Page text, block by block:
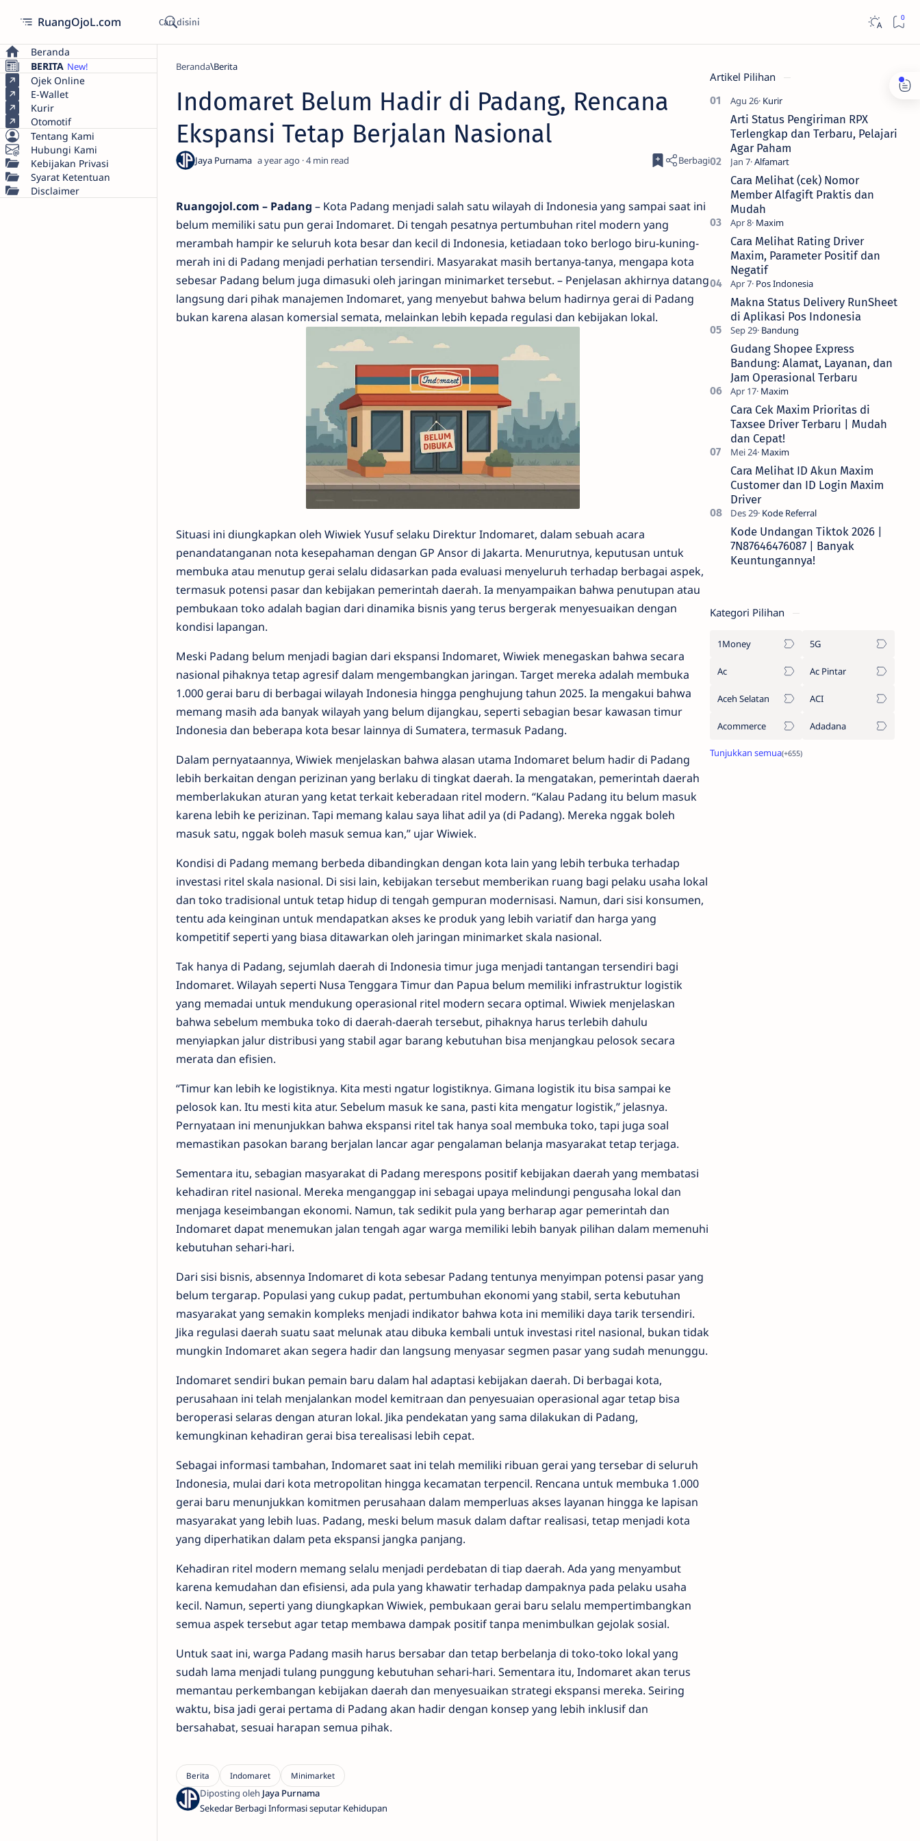
RuangOjoL.com
Beranda
BERITA
Ojek Online
E-Wallet
Kurir
Otomotif
Tentang Kami
Hubungi Kami
Kebijakan Privasi
Syarat Ketentuan
Disclaimer
Beranda Berita
Indomaret Belum Hadir di Padang, Rencana
Ekspansi Tetap Berjalan Nasional
a year ago 4
Ruangojol.com – Padang – Kota Padang menjadi salah satu wilayah di Indonesia yang sampai saat ini
belum memiliki satu pun gerai Indomaret. Di tengah pesatnya pertumbuhan ritel modern yang
merambah hampir ke seluruh kota besar dan kecil di Indonesia, ketiadaan toko berlogo biru-kuning-
merah ini di Padang menjadi perhatian tersendiri. Masyarakat masih bertanya-tanya, mengapa kota
sebesar Padang belum juga dimasuki oleh jaringan minimarket tersebut. – Penjelasan akhirnya datang
langsung dari pihak manajemen Indomaret, yang menyebut bahwa belum hadirnya gerai di Padang
bukan karena alasan komersial semata, melainkan lebih kepada regulasi dan kebijakan lokal.
Situasi ini diungkapkan oleh Wiwiek Yusuf selaku Direktur Indomaret, dalam sebuah acara
penandatanganan nota kesepahaman dengan GP Ansor di Jakarta. Menurutnya, keputusan untuk
membuka atau menutup gerai selalu didasarkan pada evaluasi menyeluruh terhadap berbagai aspek,
termasuk potensi pasar dan kebijakan pemerintah daerah. Ia menyampaikan bahwa penutupan atau
pembukaan toko adalah bagian dari dinamika bisnis yang terus bergerak menyesuaikan dengan
kondisi lapangan.
Meski Padang belum menjadi bagian dari ekspansi Indomaret, Wiwiek menegaskan bahwa secara
nasional pihaknya tetap agresif dalam mengembangkan jaringan. Target mereka adalah membuka
1.000 gerai baru di berbagai wilayah Indonesia hingga penghujung tahun 2025. Ia mengakui bahwa
memang masih ada banyak wilayah yang belum dijangkau, seperti sebagian besar kawasan timur
Indonesia dan beberapa kota besar lainnya di Sumatera, termasuk Padang.
Dalam pernyataannya, Wiwiek menjelaskan bahwa alasan utama Indomaret belum hadir di Padang
lebih berkaitan dengan perizinan yang berlaku di tingkat daerah. Ia mengatakan, pemerintah daerah
memberlakukan aturan yang ketat terkait keberadaan ritel modern. “Kalau Padang itu belum masuk
karena lebih ke perizinan. Tapi memang kalau saya lihat adil ya (di Padang). Mereka nggak boleh
masuk satu, nggak boleh masuk semua kan,” ujar Wiwiek.
Kondisi di Padang memang berbeda dibandingkan dengan kota lain yang lebih terbuka terhadap
investasi ritel skala nasional. Di sisi lain, kebijakan tersebut memberikan ruang bagi pelaku usaha lokal
dan toko tradisional untuk tetap hidup di tengah gempuran modernisasi. Namun, dari sisi konsumen,
tentu ada keinginan untuk mendapatkan akses ke produk yang lebih variatif dan harga yang
kompetitif seperti yang biasa ditawarkan oleh jaringan minimarket skala nasional.
Tak hanya di Padang, sejumlah daerah di Indonesia timur juga menjadi tantangan tersendiri bagi
Indomaret. Wilayah seperti Nusa Tenggara Timur dan Papua belum memiliki infrastruktur logistik
yang memadai untuk mendukung operasional ritel modern secara optimal. Wiwiek menjelaskan
bahwa sebelum membuka toko di daerah-daerah tersebut, pihaknya harus terlebih dahulu
menyiapkan jalur distribusi yang stabil agar barang kebutuhan bisa menjangkau pelosok secara
merata dan efisien.
“Timur kan lebih ke logistiknya. Kita mesti ngatur logistiknya. Gimana logistik itu bisa sampai ke
pelosok kan. Itu mesti kita atur. Sebelum masuk ke sana, pasti kita mengatur logistik,” jelasnya.
Pernyataan ini menunjukkan bahwa ekspansi ritel tak hanya soal membuka toko, tapi juga soal
memastikan pasokan barang berjalan lancar agar pengalaman belanja masyarakat tetap terjaga.
Sementara itu, sebagian masyarakat di Padang merespons positif kebijakan daerah yang membatasi
kehadiran ritel nasional. Mereka menganggap ini sebagai upaya melindungi pengusaha lokal dan
menjaga keseimbangan ekonomi. Namun, tak sedikit pula yang berharap agar pemerintah dan
Indomaret dapat menemukan jalan tengah agar warga memiliki lebih banyak pilihan dalam memenuhi
kebutuhan sehari-hari.
Dari sisi bisnis, absennya Indomaret di kota sebesar Padang tentunya menyimpan potensi pasar yang
belum tergarap. Populasi yang cukup padat, pertumbuhan ekonomi yang stabil, serta kebutuhan
masyarakat yang semakin kompleks menjadi indikator bahwa kota ini memiliki daya tarik tersendiri.
Jika regulasi daerah suatu saat melunak atau dibuka kembali untuk investasi ritel nasional, bukan tidak
mungkin Indomaret akan segera hadir dan langsung menyasar segmen pasar yang sudah menunggu.
Indomaret sendiri bukan pemain baru dalam hal adaptasi kebijakan daerah. Di berbagai kota,
perusahaan ini telah menjalankan model kemitraan dan penyesuaian operasional agar tetap bisa
beroperasi selaras dengan aturan lokal. Jika pendekatan yang sama dilakukan di Padang,
kemungkinan kehadiran gerai bisa terealisasi lebih cepat.
Sebagai informasi tambahan, Indomaret saat ini telah memiliki ribuan gerai yang tersebar di seluruh
Indonesia, mulai dari kota metropolitan hingga kecamatan terpencil. Rencana untuk membuka 1.000
gerai baru menunjukkan komitmen perusahaan dalam memperluas akses layanan hingga ke lapisan
masyarakat yang lebih luas. Padang, meski belum masuk dalam daftar realisasi, tetap menjadi kota
yang diperhatikan dalam peta ekspansi jangka panjang.
Kehadiran ritel modern memang selalu menjadi perdebatan di tiap daerah. Ada yang menyambut
karena kemudahan dan efisiensi, ada pula yang khawatir terhadap dampaknya pada pelaku usaha
kecil. Namun, seperti yang diungkapkan Wiwiek, pembukaan gerai baru selalu mempertimbangkan
semua aspek tersebut agar tetap membawa dampak positif tanpa menimbulkan gejolak sosial.
Untuk saat ini, warga Padang masih harus bersabar dan tetap berbelanja di toko-toko lokal yang
sudah lama menjadi tulang punggung kebutuhan sehari-hari. Sementara itu, Indomaret akan terus
memantau perkembangan kebijakan daerah dan menyesuaikan strategi ekspansi mereka. Seiring
waktu, bisa jadi gerai pertama di Padang akan hadir dengan konsep yang lebih inklusif dan
bersahabat, sesuai harapan semua pihak.
Sekedar Berbagi Informasi seputar Kehidupan
Artikel Pilihan
Arti Status Pengiriman RPX
Terlengkap dan Terbaru, Pelajari
Agar Paham
Cara Melihat (cek) Nomor
Member Alfagift Praktis dan
Mudah
Cara Melihat Rating Driver
Maxim, Parameter Positif dan
Negatif
Makna Status Delivery RunSheet
di Aplikasi Pos Indonesia
Gudang Shopee Express
Bandung: Alamat, Layanan, dan
Jam Operasional Terbaru
Cara Cek Maxim Prioritas di
Taxsee Driver Terbaru | Mudah
dan Cepat!
Cara Melihat ID Akun Maxim
Customer dan ID Login Maxim
Driver
Kode Undangan Tiktok 2026 |
7N87646476087 | Banyak
Keuntungannya!
Kategori Pilihan
1Money 5G
Ac Ac Pintar
Aceh Selatan ACI
Acommerce Adadana